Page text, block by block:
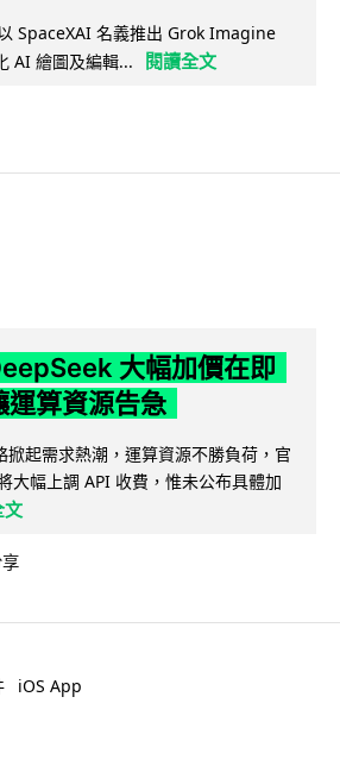
SpaceXAI 名義推出 Grok Imagine
AI 繪圖及編輯...
閱讀全文
大幅加價在即
運算資源告急
掀起需求熱潮，運算資源不勝負荷，官
大幅上調 API 收費，惟未公布具體加
文
iOS App